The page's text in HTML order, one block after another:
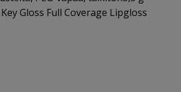
Gloss Full Coverage Lipgloss